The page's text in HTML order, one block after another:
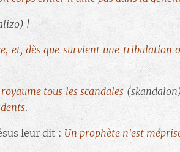
!
et, dès que survient une tribulation
tous les scandales
.
leur dit : Un prophète n'est